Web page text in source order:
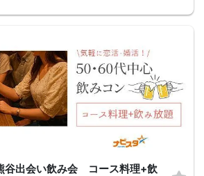
出会い飲み会 コース料理+飲